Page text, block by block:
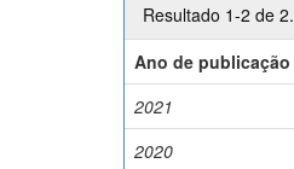
Resultado 1-2 de 2.
Ano de publicação
2021
2020